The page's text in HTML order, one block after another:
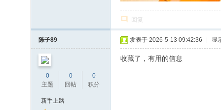
回复
陈子89
0
主题
0
回帖
0
积分
新手上路
发表于 2026-5-13 09:42:36 显
收藏了，有用的信息